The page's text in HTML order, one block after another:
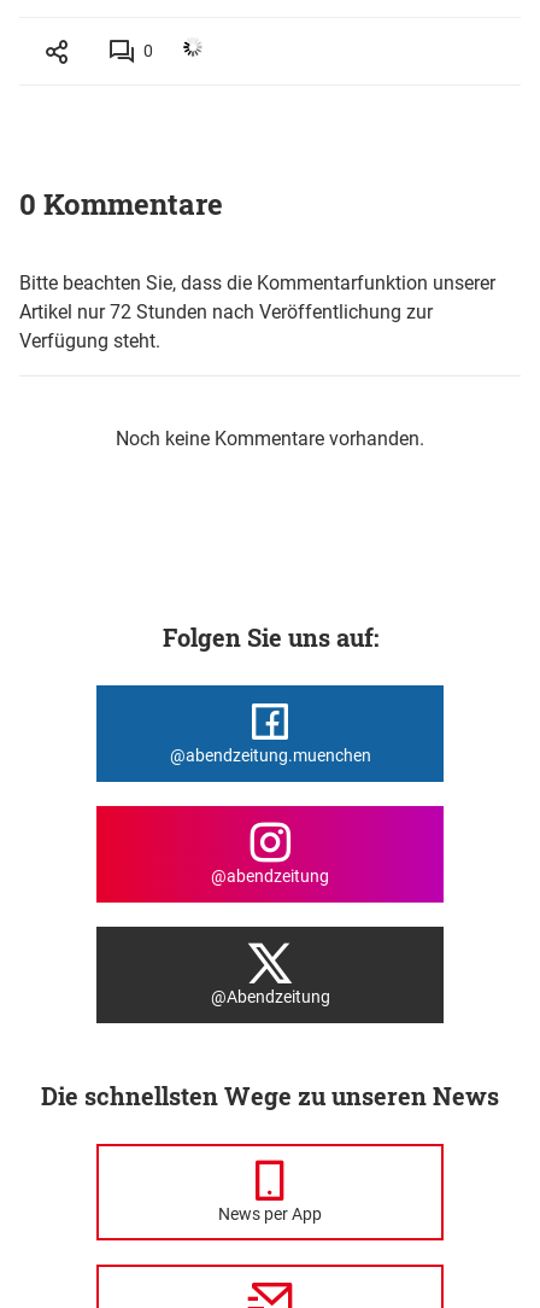
0
0 Kommentare
Bitte beachten Sie, dass die Kommentarfunktion unserer
Artikel nur 72 Stunden nach Veröffentlichung zur
Verfügung steht.
Noch keine Kommentare vorhanden.
Folgen Sie uns auf:
@abendzeitung.muenchen
@abendzeitung
@Abendzeitung
Die schnellsten Wege zu unseren News
News per App